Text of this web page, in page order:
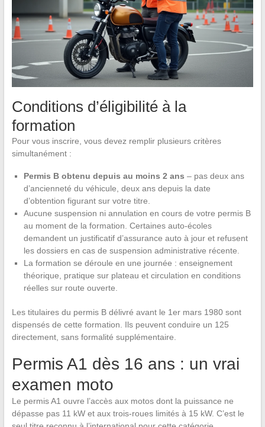
Conditions d’éligibilité à la
formation
Pour vous inscrire, vous devez remplir plusieurs critères
simultanément :
Permis B obtenu depuis au moins 2 ans – pas deux ans
d’ancienneté du véhicule, deux ans depuis la date
d’obtention figurant sur votre titre.
Aucune suspension ni annulation en cours de votre permis B
au moment de la formation. Certaines auto-écoles
demandent un justificatif d’assurance auto à jour et refusent
les dossiers en cas de suspension administrative récente.
La formation se déroule en une journée : enseignement
théorique, pratique sur plateau et circulation en conditions
réelles sur route ouverte.
Les titulaires du permis B délivré avant le 1er mars 1980 sont
dispensés de cette formation. Ils peuvent conduire un 125
directement, sans formalité supplémentaire.
Permis A1 dès 16 ans : un vrai
examen moto
Le permis A1 ouvre l’accès aux motos dont la puissance ne
dépasse pas 11 kW et aux trois-roues limités à 15 kW. C’est le